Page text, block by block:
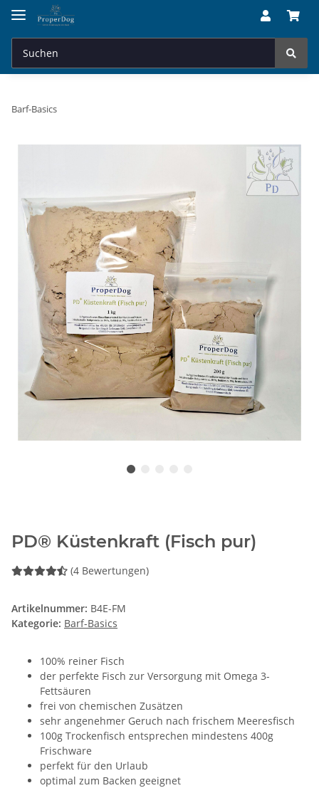
Barf-Basics
PD® Küstenkraft (Fisch pur)
(4 Bewertungen)
Artikelnummer: B4E-FM
Kategorie: Barf-Basics
100% reiner Fisch
der perfekte Fisch zur Versorgung mit Omega 3-
Fettsäuren
frei von chemischen Zusätzen
sehr angenehmer Geruch nach frischem Meeresfisch
100g Trockenfisch entsprechen mindestens 400g
Frischware
perfekt für den Urlaub
optimal zum Backen geeignet